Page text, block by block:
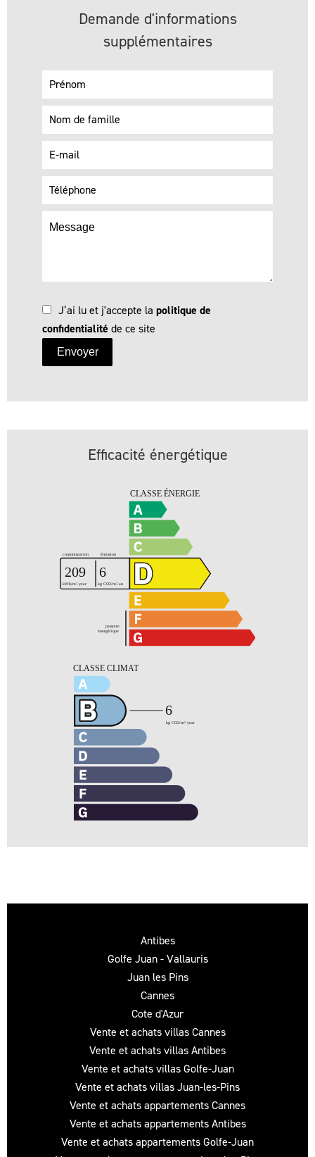
Demande d'informations
supplémentaires
J’ai lu et j'accepte la politique de
confidentialité de ce site
Envoyer
Efficacité énergétique
Antibes
Golfe Juan - Vallauris
Juan les Pins
Cannes
Cote d'Azur
Vente et achats villas Cannes
Vente et achats villas Antibes
Vente et achats villas Golfe-Juan
Vente et achats villas Juan-les-Pins
Vente et achats appartements Cannes
Vente et achats appartements Antibes
Vente et achats appartements Golfe-Juan